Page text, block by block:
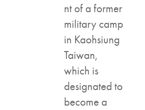
nt of a former
military camp
in Kaohsiung
Taiwan,
which is
designated to
become a